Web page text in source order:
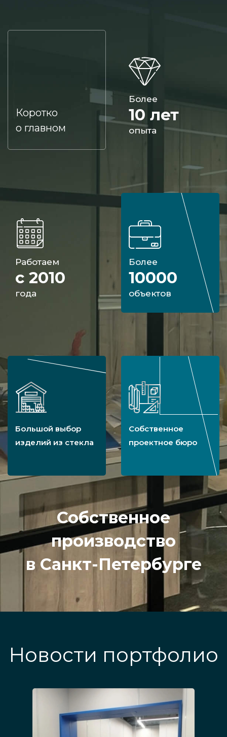
Коротко
о главном
Более
10 лет
опыта
Работаем
с 2010
года
Более
10000
объектов
Большой выбор
изделий из стекла
Собственное
проектное бюро
Собственное
производство
в Санкт-Петербурге
Новости портфолио